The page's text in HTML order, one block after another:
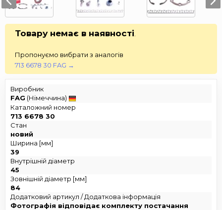
Товару немає в наявності
Пропонуємо вибрати з аналогів
713 6678 30 FAG →
Виробник
FAG (Німеччина)
Каталожний номер
713 6678 30
Стан
новий
Ширина [мм]
39
Внутрішній діаметр
45
Зовнішній діаметр [мм]
84
Додатковий артикул / Додаткова інформація
Фотографія відповідає комплекту постачання